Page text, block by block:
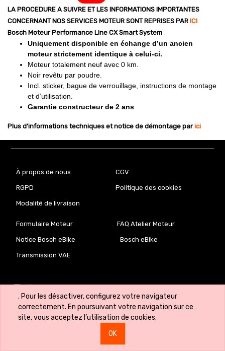
. Pour les désactiver, configurez votre navigateur
correctement. En poursuivant votre navigation sur ce
site, vous acceptez l’utilisation de cookies.
OK
LA PROCEDURE A SUIVRE ET LES INFORMATIONS IMPORTANTES
CONCERNANT NOS SERVICES MOTEUR SONT REPRISES PAR ICI
Bosch Moteur Performance Line CX Smart System
Uniquement disponible en échange d’un ancien
moteur strictement identique à celui-ci.
Moteur totalement neuf avec 0 km.
Noir revêtu par poudre.
Incl. sticker, bague de verrouillage, instructions de montage
et d’utilisation.
Garantie constructeur de 2 ans
Plus d’informations techniques et notice de démontage par ici
À propos de nous CGV
RGPD Politique des cookies
Modalité de livraison
Formulaire Moteur FAQ Atelier Moteur
Notice Bosch eBike Bosch eBike
Transmission VAE
Copyright © VeloLab.lu 🇱🇺